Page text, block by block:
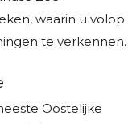
waarin u volop
te verkennen.
Oostelijke